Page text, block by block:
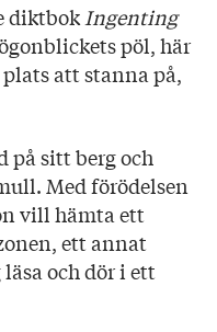
diktbokIngenting
pöl, här
att stanna på,
på sitt berg och
Med förödelsen
vill hämta ett
ett annat
och dör i ett